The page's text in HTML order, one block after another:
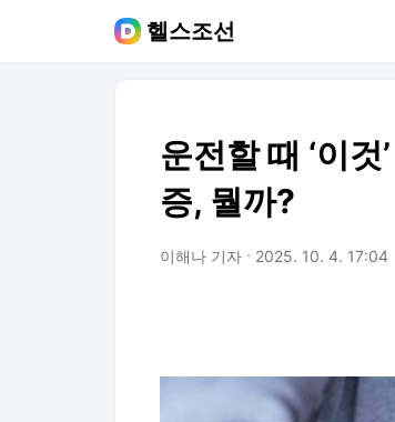
헬스조선
운전할 때 ‘이
증, 뭘까?
이해나 기자 2025. 10. 4. 17:04